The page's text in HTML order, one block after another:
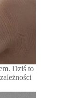
Dziś to